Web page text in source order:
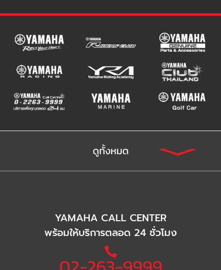
ดูทั้งหมด
YAMAHA CALL CENTER
พร้อมให้บริการตลอด 24 ชั่วโมง